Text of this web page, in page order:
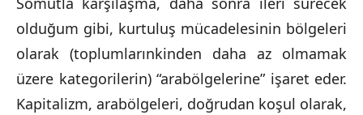
olduğum gibi, kurtuluş mücadelesinin bölgeleri
olarak (toplumlarınkinden daha az olmamak
üzere kategorilerin) “arabölgelerine” işaret eder.
Kapitalizm, arabölgeleri, doğrudan koşul olarak,